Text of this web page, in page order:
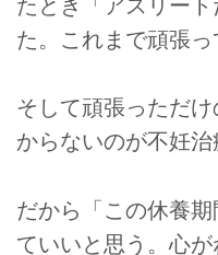
たとき「アスリー
た。これまで頑張
そして頑張っただ
からないのが不妊治
だから「この休養
ていいと思う。心が